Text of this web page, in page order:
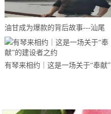
油甘成为爆款的背后故事---汕尾
南果农业带你来揭晓
有琴来相约｜这是一场关于“奉献”